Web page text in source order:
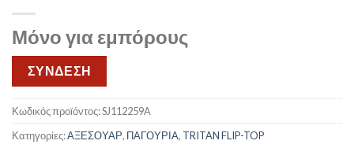
Μόνο για εμπόρους
ΣΥΝΔΕΣΗ
Κωδικός προϊόντος:SJ112259A
Κατηγορίες:ΑΞΕΣΟΥΑΡ, ΠΑΓΟΥΡΙΑ, TRITAN FLIP-TOP